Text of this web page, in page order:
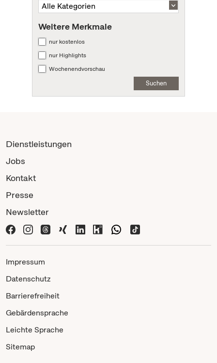
Weitere Merkmale
nur kostenlos
nur Highlights
Wochenendvorschau
Suchen
Dienstleistungen
Jobs
Kontakt
Presse
Newsletter
Impressum
Datenschutz
Barrierefreiheit
Gebärdensprache
Leichte Sprache
Sitemap